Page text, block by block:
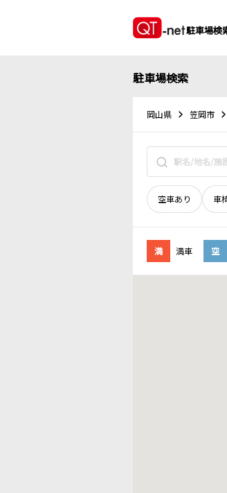
駐車場検
駐車場検索
岡山県 笠岡市
空車あり 車
満 満車 空